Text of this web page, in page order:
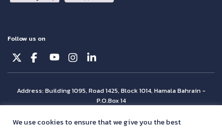
Follow us on
Address: Building 1095, Road 1425, Block 1014, Hamala Bahrain -
P.O.Box 14
© Batelco 2026 is part of the Beyon Group. All rights reserved.
We use cookies to ensure that we give you the best